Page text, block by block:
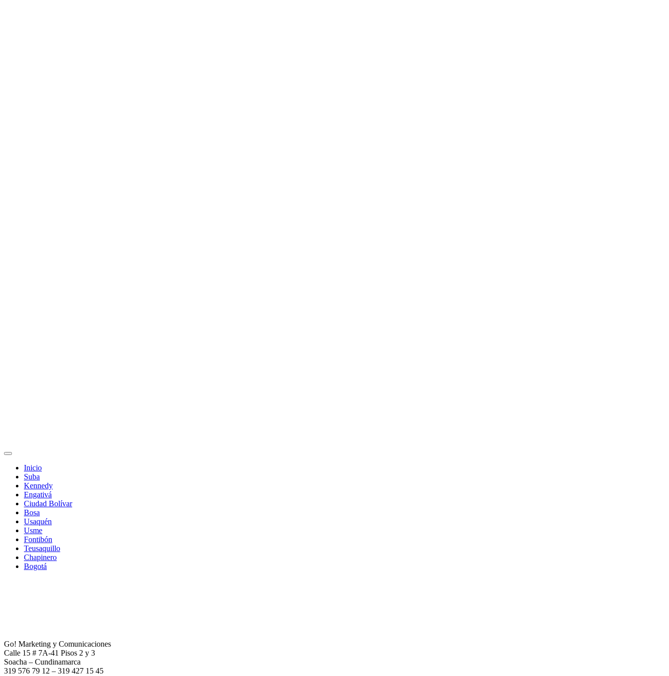
Inicio
Suba
Kennedy
Engativá
Ciudad Bolívar
Bosa
Usaquén
Usme
Fontibón
Teusaquillo
Chapinero
Bogotá
Go! Marketing y Comunicaciones
Calle 15 # 7A-41 Pisos 2 y 3
Soacha – Cundinamarca
319 576 79 12 – 319 427 15 45